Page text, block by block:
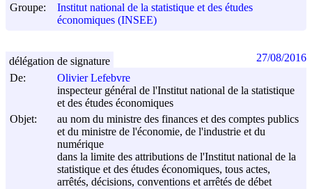
Groupe:
Institut national de la statistique et des études
économiques (INSEE)
De:
Olivier Lefebvre
inspecteur général de l'Institut national de la statistique
et des études économiques
Objet:
au nom du ministre des finances et des comptes publics
et du ministre de l'économie, de l'industrie et du
numérique
dans la limite des attributions de l'Institut national de la
statistique et des études économiques, tous actes,
arrêtés, décisions, conventions et arrêtés de débet
délégation de signature 27/08/2016